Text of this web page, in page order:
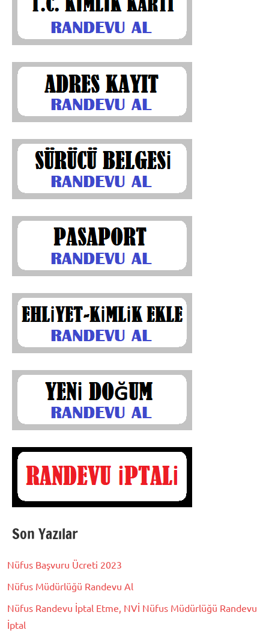
Son Yazılar
Nüfus Başvuru Ücreti 2023
Nüfus Müdürlüğü Randevu Al
Nüfus Randevu İptal Etme, NVİ Nüfus Müdürlüğü Randevu
İptal